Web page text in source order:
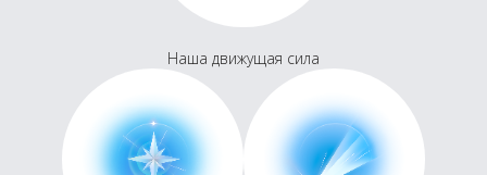
Наша движущая сила